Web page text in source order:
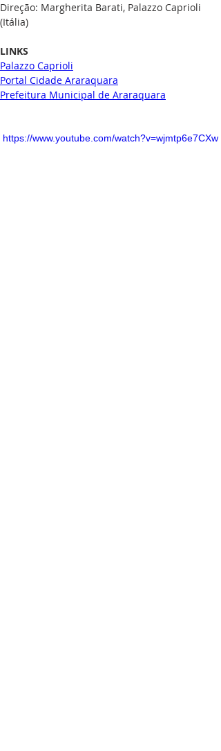
Direção: Margherita Barati, Palazzo Caprioli
(Itália)
LINKS
Palazzo Caprioli
Portal Cidade Araraquara
Prefeitura Municipal de Araraquara
https://www.youtube.com/watch?v=wjmtp6e7CXw